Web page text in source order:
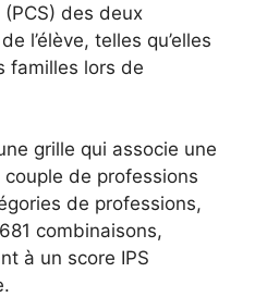
des deux
l’élève, telles qu’elles
familles lors de
grille qui associe une
couple de professions
de professions,
combinaisons,
à un score IPS